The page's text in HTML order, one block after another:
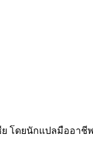
โดยนักแปลมืออา